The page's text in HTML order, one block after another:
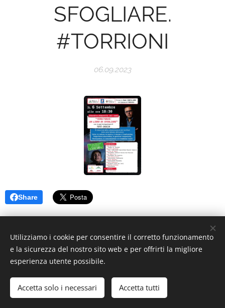
SFOGLIARE.
#TORRIONI
06.09.2023
Share
Cookies
Utilizziamo i cookie per consentire il corretto funzionamento
e la sicurezza del nostro sito web e per offrirti la migliore
esperienza utente possibile.
Accetta solo i necessari Accetta tutti